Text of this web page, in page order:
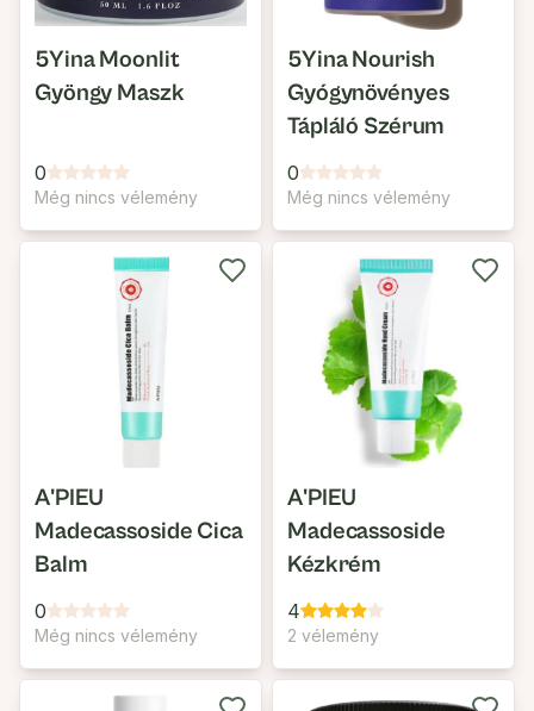
5Yina Moonlit
Gyöngy Maszk
0
Még nincs vélemény
5Yina Nourish
Gyógynövényes
Tápláló Szérum
0
Még nincs vélemény
A'PIEU
Madecassoside Cica
Balm
0
Még nincs vélemény
A'PIEU
Madecassoside
Kézkrém
4
2 vélemény